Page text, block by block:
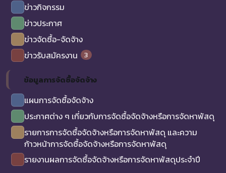
ข่าวกิจกรรม
ข่าวประกาศ
ข่าวจัดซื้อ-จัดจ้าง
ข่าวรับสมัครงาน
3
ข้อมูลการจัดซื้อจัดจ้าง
แผนการจัดซื้อจัดจ้าง
ประกาศต่าง ๆ เกี่ยวกับการจัดซื้อจัดจ้างหรือการจัดหาพัสดุ
รายการการจัดซื้อจัดจ้างหรือการจัดหาพัสดุ และความ
ก้าวหน้าการจัดซื้อจัดจ้างหรือการจัดหาพัสดุ
รายงานผลการจัดซื้อจัดจ้างหรือการจัดหาพัสดุประจำปี